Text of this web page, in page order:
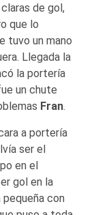
de gol,
que lo
tuvo un mano
Llegada la
la portería
un chute
Fran.
a portería
ser el
en el
gol en la
con